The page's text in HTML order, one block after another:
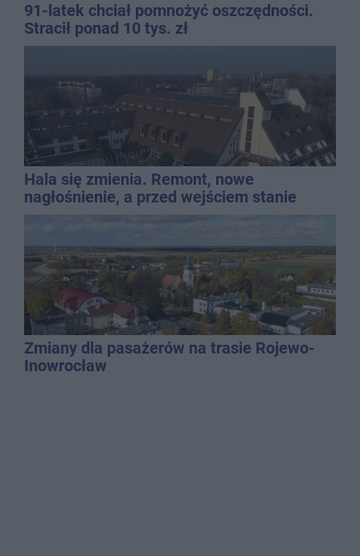
91-latek chciał pomnożyć oszczędności.
Stracił ponad 10 tys. zł
Hala się zmienia. Remont, nowe
nagłośnienie, a przed wejściem stanie
QEMETICA ARENA
Zmiany dla pasażerów na trasie Rojewo-
Inowrocław